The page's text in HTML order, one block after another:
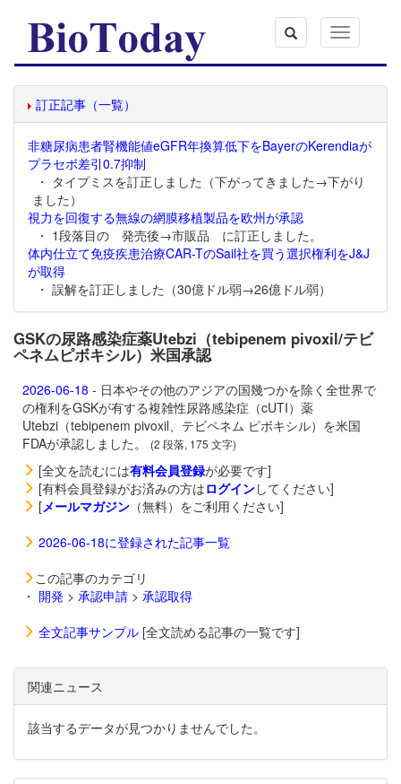
Toggle
navigation
訂正記事（一覧）
非糖尿病患者腎機能値eGFR年換算低下をBayerのKerendiaが
プラセボ差引0.7抑制
・ タイプミスを訂正しました（下がってきました→下がり
ました）
視力を回復する無線の網膜移植製品を欧州が承認
・ 1段落目の 発売後→市販品 に訂正しました。
体内仕立て免疫疾患治療CAR-TのSail社を買う選択権利をJ&J
が取得
・ 誤解を訂正しました（30億ドル弱→26億ドル弱）
GSKの尿路感染症薬Utebzi（tebipenem pivoxil/テビ
ペネムピボキシル）米国承認
2026-06-18 - 日本やその他のアジアの国幾つかを除く全世界で
の権利をGSKが有する複雑性尿路感染症（cUTI）薬
Utebzi（tebipenem pivoxil、テビペネム ピボキシル）を米国
FDAが承認しました。
(2 段落, 175 文字)
[全文を読むには有料会員登録が必要です]
[有料会員登録がお済みの方はログインしてください]
[メールマガジン （無料）をご利用ください]
2026-06-18に登録された記事一覧
この記事のカテゴリ
・ 開発 > 承認申請 > 承認取得
全文記事サンプル [全文読める記事の一覧です]
関連ニュース
該当するデータが見つかりませんでした。